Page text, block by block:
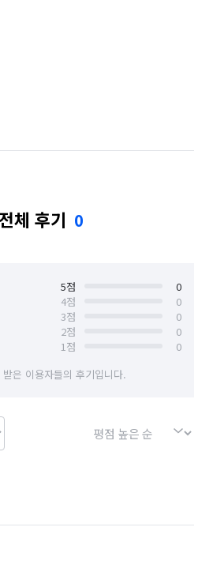
체 후기 0
5점
0
4점
0
3점
0
2점
0
1점
0
은 이용자들의 후기입니다.